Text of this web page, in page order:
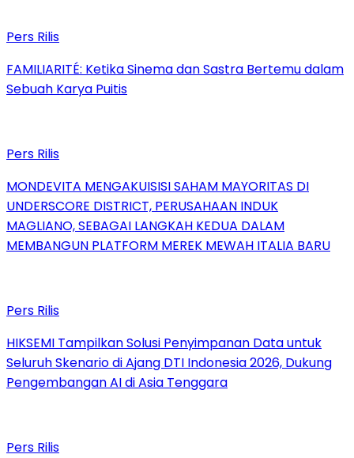
Pers Rilis
FAMILIARITÉ: Ketika Sinema dan Sastra Bertemu dalam
Sebuah Karya Puitis
Pers Rilis
MONDEVITA MENGAKUISISI SAHAM MAYORITAS DI
UNDERSCORE DISTRICT, PERUSAHAAN INDUK
MAGLIANO, SEBAGAI LANGKAH KEDUA DALAM
MEMBANGUN PLATFORM MEREK MEWAH ITALIA BARU
Pers Rilis
HIKSEMI Tampilkan Solusi Penyimpanan Data untuk
Seluruh Skenario di Ajang DTI Indonesia 2026, Dukung
Pengembangan AI di Asia Tenggara
Pers Rilis